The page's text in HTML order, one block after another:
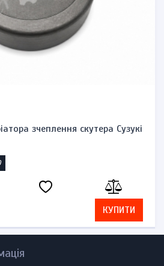
зчеплення скутера Сузукі
КУПИТИ